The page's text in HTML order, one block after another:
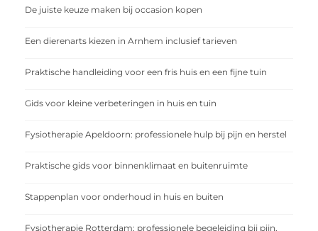
De juiste keuze maken bij occasion kopen
Een dierenarts kiezen in Arnhem inclusief tarieven
Praktische handleiding voor een fris huis en een fijne tuin
Gids voor kleine verbeteringen in huis en tuin
Fysiotherapie Apeldoorn: professionele hulp bij pijn en herstel
Praktische gids voor binnenklimaat en buitenruimte
Stappenplan voor onderhoud in huis en buiten
Fysiotherapie Rotterdam: professionele begeleiding bij pijn,